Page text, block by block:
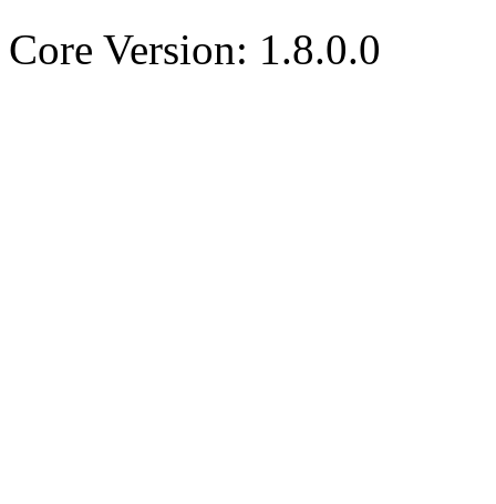
Core Version: 1.8.0.0